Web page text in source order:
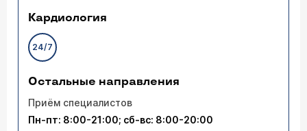
Кардиология
24/7
Остальные направления
Приём специалистов
Пн-пт: 8:00-21:00; сб-вс: 8:00-20:00